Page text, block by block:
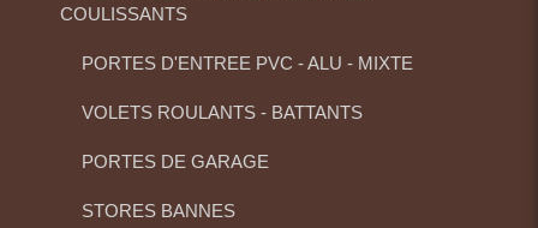
COULISSANTS
PORTES D'ENTREE PVC - ALU - MIXTE
VOLETS ROULANTS - BATTANTS
PORTES DE GARAGE
STORES BANNES